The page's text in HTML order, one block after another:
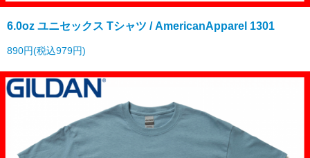
6.0oz ユニセックス Tシャツ / AmericanApparel 1301
890円(税込979円)